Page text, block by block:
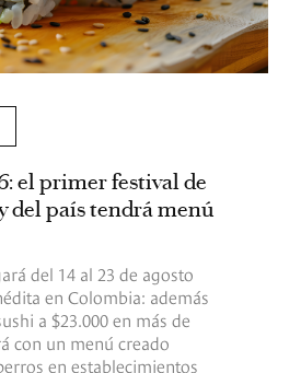
el primer festival de
del país tendrá menú
del 14 al 23 de agosto
en Colombia: además
a $23.000 en más de
con un menú creado
en establecimientos